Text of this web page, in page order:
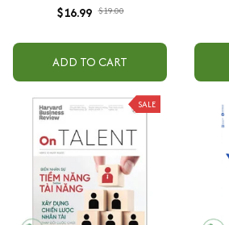
Bản)
$16.99 $19.00
ADD TO CART
SALE